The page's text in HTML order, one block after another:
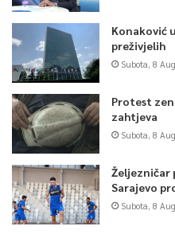
Konaković
preživjelih
Subota, 8
Protest
zahtjeva
Subota, 8
Željezničar
Sarajevo
Subota, 8